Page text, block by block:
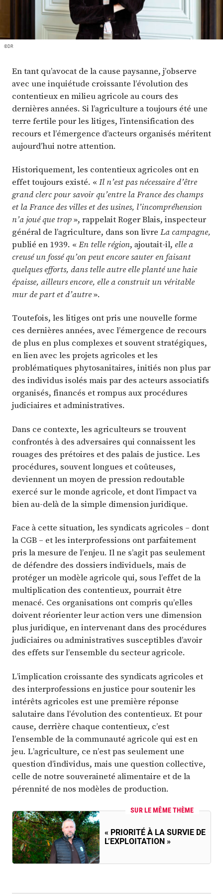
Abonnez-vous
©DR
En tant qu’avocat de la cause paysanne, j’observe
avec une inquiétude croissante l’évolution des
contentieux en milieu agricole au cours des
dernières années. Si l’agriculture a toujours été une
terre fertile pour les litiges, l’intensification des
recours et l’émergence d’acteurs organisés méritent
aujourd’hui notre attention.
Historiquement, les contentieux agricoles ont en
effet toujours existé. «Il n’est pas nécessaire d’être
grand clerc pour savoir qu’entre la France des champs
et la France des villes et des usines, l’incompréhension
n’a joué que trop», rappelait Roger Blais, inspecteur
général de l’agriculture, dans son livre La campagne,
publié en 1939. «En telle région, ajoutait-il, elle a
creusé un fossé qu’on peut encore sauter en faisant
quelques efforts, dans telle autre elle planté une haie
épaisse, ailleurs encore, elle a construit un véritable
mur de part et d’autre».
Toutefois, les litiges ont pris une nouvelle forme
ces dernières années, avec l’émergence de recours
de plus en plus complexes et souvent stratégiques,
en lien avec les projets agricoles et les
problématiques phytosanitaires, initiés non plus par
des individus isolés mais par des acteurs associatifs
organisés, financés et rompus aux procédures
judiciaires et administratives.
Dans ce contexte, les agriculteurs se trouvent
confrontés à des adversaires qui connaissent les
rouages des prétoires et des palais de justice. Les
procédures, souvent longues et coûteuses,
deviennent un moyen de pression redoutable
exercé sur le monde agricole, et dont l’impact va
bien au-delà de la simple dimension juridique.
Face à cette situation, les syndicats agricoles – dont
la CGB – et les interprofessions ont parfaitement
pris la mesure de l’enjeu. Il ne s’agit pas seulement
de défendre des dossiers individuels, mais de
protéger un modèle agricole qui, sous l’effet de la
multiplication des contentieux, pourrait être
menacé. Ces organisations ont compris qu’elles
doivent réorienter leur action vers une dimension
plus juridique, en intervenant dans des procédures
judiciaires ou administratives susceptibles d’avoir
des effets sur l’ensemble du secteur agricole.
L’implication croissante des syndicats agricoles et
des interprofessions en justice pour soutenir les
intérêts agricoles est une première réponse
salutaire dans l’évolution des contentieux. Et pour
cause, derrière chaque contentieux, c’est
l’ensemble de la communauté agricole qui est en
jeu. L’agriculture, ce n’est pas seulement une
question d’individus, mais une question collective,
celle de notre souveraineté alimentaire et de la
pérennité de nos modèles de production.
SUR LE MÊME THÈME
« PRIORITÉ À LA SURVIE DE
L’EXPLOITATION »